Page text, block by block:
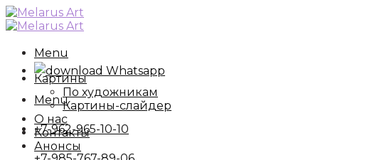
Skip
to
Menu
Whatsapp
Menu
+7-962-965-10-10
Картины
По художникам
Картины-слайдер
О нас
Контакты
Анонсы